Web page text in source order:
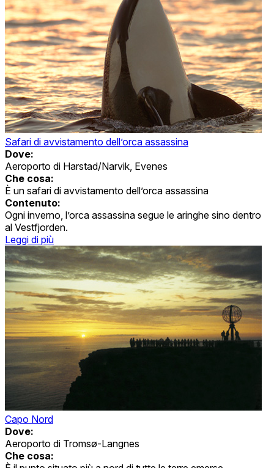
Safari di avvistamento dell’orca assassina
Dove:
Aeroporto di Harstad/Narvik, Evenes
Che cosa:
È un safari di avvistamento dell’orca assassina
Contenuto:
Ogni inverno, l’orca assassina segue le aringhe sino dentro
al Vestfjorden.
Leggi di più
Capo Nord
Dove:
Aeroporto di Tromsø-Langnes
Che cosa: